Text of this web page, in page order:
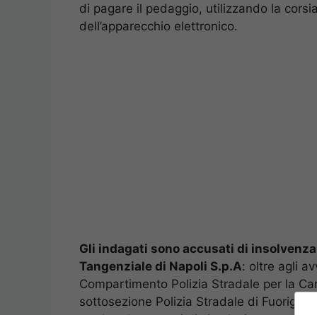
di pagare il pedaggio, utilizzando la
dell’apparecchio elettronico.
Gli indagati sono accusati di
Tangenziale di Napoli S.p.A: oltre agli
Compartimento Polizia Stradale per la
sottosezione Polizia Stradale di